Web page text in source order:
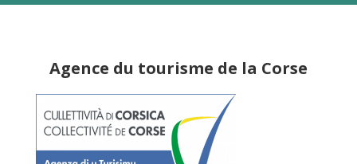
Agence du tourisme de la Corse